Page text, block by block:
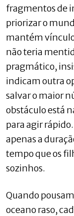
fragmentos de
priorizar o
mantém
não teria
pragmático,
indicam outra
salvar o maior
obstáculo está
para agir
apenas a
tempo que os
sozinhos.
Quando
oceano raso,